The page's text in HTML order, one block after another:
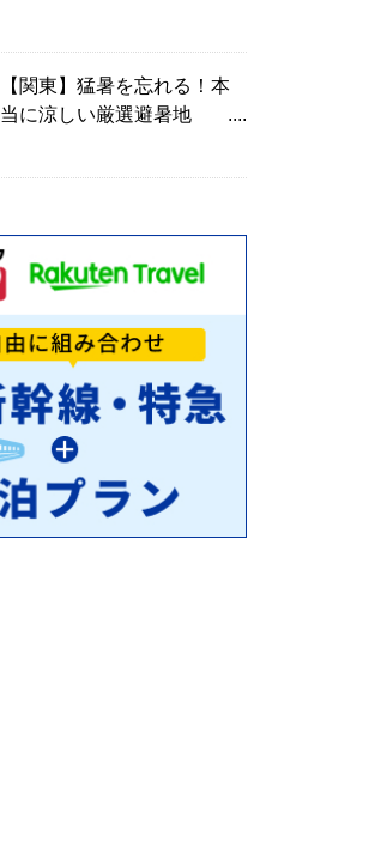
【関東】猛暑を忘れる！本
当に涼しい厳選避暑地